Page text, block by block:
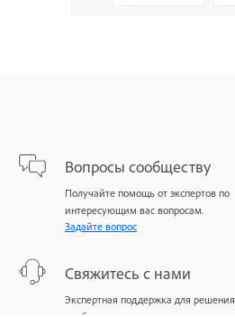
Вопросы сообществу
Получайте помощь от экспертов по
интересующим вас вопросам.
Задайте вопрос
Свяжитесь с нами
Экспертная поддержка для решения